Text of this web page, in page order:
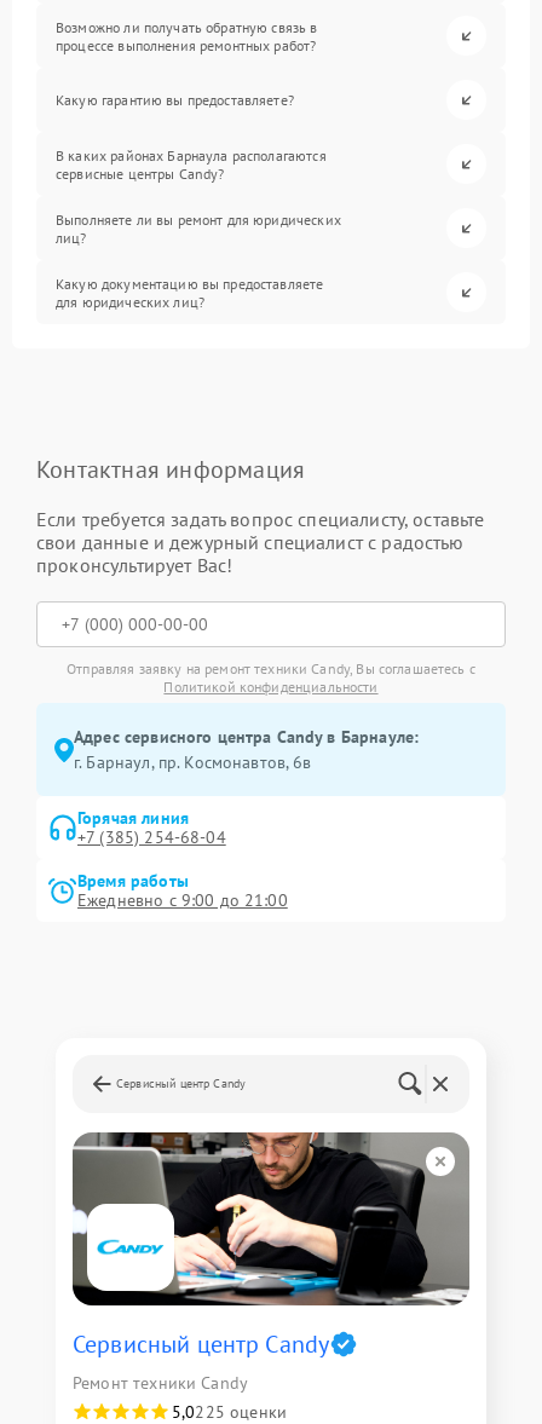
Возможно ли получать обратную связь в
процессе выполнения ремонтных работ?
Какую гарантию вы предоставляете?
В каких районах Барнаула располагаются
сервисные центры Candy?
Выполняете ли вы ремонт для юридических
лиц?
Какую документацию вы предоставляете
для юридических лиц?
Контактная информация
Если требуется задать вопрос специалисту, оставьте
свои данные и дежурный специалист с радостью
проконсультирует Вас!
Отправляя заявку на ремонт техники Candy, Вы соглашаетесь с
Политикой конфиденциальности
Адрес сервисного центра Candy в Барнауле:
г. Барнаул, ​пр. Космонавтов, 6в
Горячая линия
+7 (385) 254-68-04
Время работы
Ежедневно с 9:00 до 21:00
Сервисный центр Candy
Сервисный центр Candy
Ремонт техники Candy
5,0225 оценки